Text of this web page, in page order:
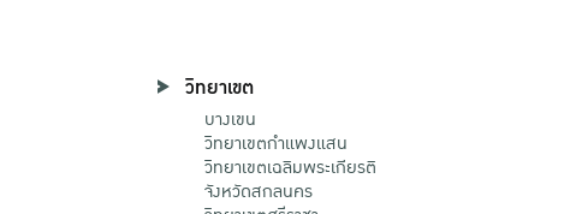
วิทยาเขต
บางเขน
วิทยาเขตกําแพงแสน
วิทยาเขตเฉลิมพระเกียรติ
จังหวัดสกลนคร